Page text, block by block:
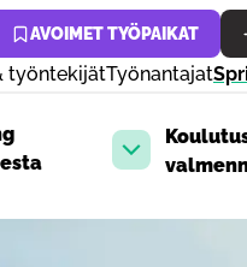
AVOIMET TYÖPAIKAT
työntekijätTyönantajat
Avaa